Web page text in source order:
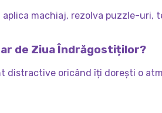
aplica machiaj, rezolva puzzle-uri,
de Ziua Îndrăgostiților?
distractive oricând îți dorești o